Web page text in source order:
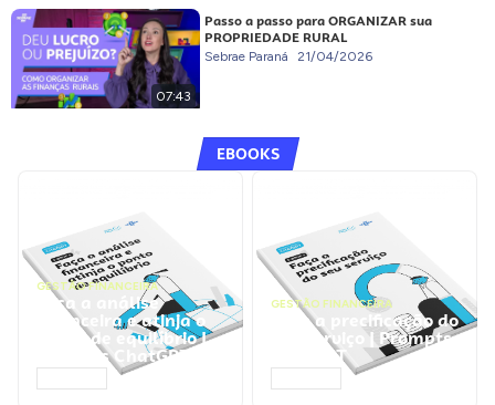
07:43
Passo a passo para ORGANIZAR sua
PROPRIEDADE RURAL
Sebrae Paraná 21/04/2026
EBOOKS
GESTÃO FINANCEIRA
Faça a análise
financeira e atinja o
ponto de equilíbrio |
Prompts ChatGPT
GESTÃO FINANCEIRA
Faça a precificação do
seu serviço | Prompts
ChatGPT